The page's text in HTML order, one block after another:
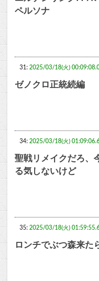
ペルソナ
31: 2025/03/18(火)
ゼノクロ正統続編
34: 2025/03/18(火)
聖戦リメイクだろ、
る気しないけど
35: 2025/03/18(火)
ロンチでぶつ森来た